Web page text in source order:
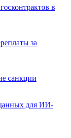
в
за
санкции
для ИИ-